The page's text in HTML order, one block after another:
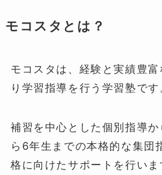
モコスタとは？
モコスタは、経験と実績豊
り学習指導を行う学習塾です
補習を中心とした個別指導
ら6年生までの本格的な集団
格に向けたサポートを行いま